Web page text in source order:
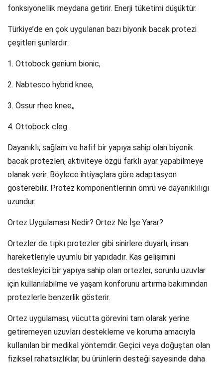
fonksiyonellik meydana getirir. Enerji tüketimi düşüktür.
Türkiye’de en çok uygulanan bazı biyonik bacak protezi
çeşitleri şunlardır:
1. Ottobock genium bionic,
2. Nabtesco hybrid knee,
3. Össur rheo knee,,
4. Ottobock cleg.
Dayanıklı, sağlam ve hafif bir yapıya sahip olan biyonik
bacak protezleri, aktiviteye özgü farklı ayar yapabilmeye
olanak verir. Böylece ihtiyaçlara göre adaptasyon
gösterebilir. Protez komponentlerinin ömrü ve dayanıklılığı
uzundur.
Ortez Uygulaması Nedir? Ortez Ne İşe Yarar?
Ortezler de tıpkı protezler gibi sinirlere duyarlı, insan
hareketleriyle uyumlu bir yapıdadır. Kas gelişimini
destekleyici bir yapıya sahip olan ortezler, sorunlu uzuvlar
için kullanılabilme ve yaşam konforunu artırma bakımından
protezlerle benzerlik gösterir.
Ortez uygulaması, vücutta görevini tam olarak yerine
getiremeyen uzuvları destekleme ve koruma amacıyla
kullanılan bir medikal yöntemdir. Geçici veya doğuştan olan
fiziksel rahatsızlıklar, bu ürünlerin desteği sayesinde daha